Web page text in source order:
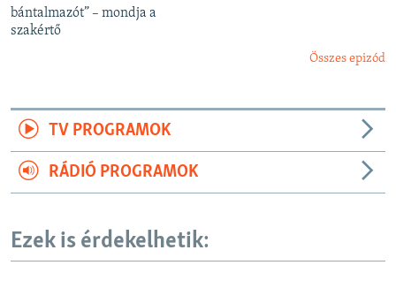
bántalmazót” – mondja a
szakértő
Összes epizód
TV PROGRAMOK
RÁDIÓ PROGRAMOK
Ezek is érdekelhetik: